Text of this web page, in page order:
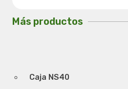
Más productos
Caja NS40